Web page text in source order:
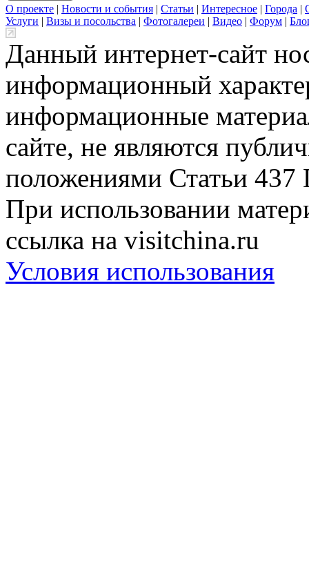
О проекте | Новости и события | Статьи | Интересное | Города |
Услуги | Визы и посольства | Фотогалереи | Видео | Форум |
Данный интернет-сайт
информационный
информационные
сайте, не являются
положениями Статьи 437
При использовании
ссылка на visitchina.ru
Условия использования